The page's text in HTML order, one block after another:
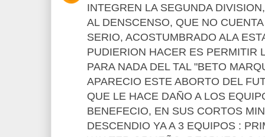
INTEGREN LA SEGUNDA
AL DENSCENSO, QUE NO
SERIO, ACOSTUMBRADO ALA
PUDIERION HACER ES PERMITIR
PARA NADA DEL TAL "BETO
APARECIO ESTE ABORTO DEL
QUE LE HACE DAÑO A LOS
BENEFECIO, EN SUS CORTOS
DESCENDIO YA A 3 EQUIPOS :